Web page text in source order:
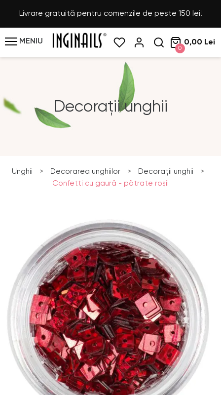
Livrare gratuită pentru comenzile de peste 150 lei!
MENIU
0
0,00 Lei
Decorații unghii
Unghii > Decorarea unghiilor > Decorații unghii
>
Confetti cu gaură - pătrate roşii